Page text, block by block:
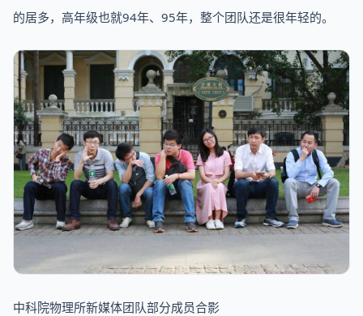
的居多，高年级也就94年、95年，整个团队还是很年轻的。
中科院物理所新媒体团队部分成员合影